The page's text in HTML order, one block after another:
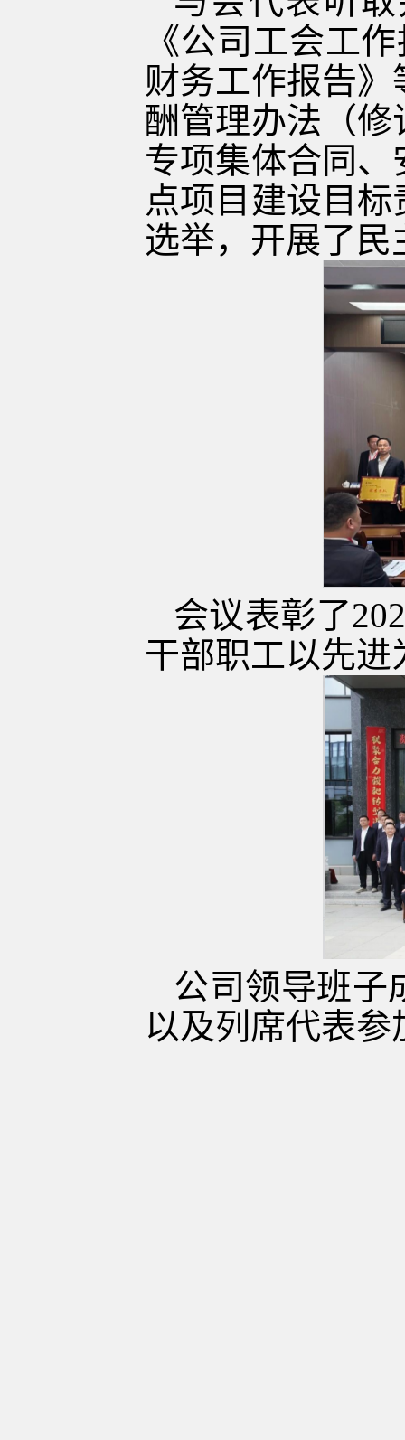
《公司工会工
财务工作报告
酬管理办法（
专项集体合同
点项目建设目
选举，开展了民
会议表彰了
干部职工以先
公司领导班子
以及列席代表